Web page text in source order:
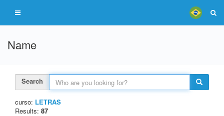
Name
Search
curso: LETRAS
Results: 87